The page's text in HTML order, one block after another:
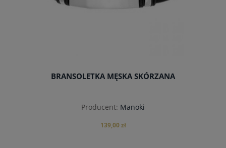
BRANSOLETKA MĘSKA SKÓRZANA
Producent: Manoki
139,00 zł